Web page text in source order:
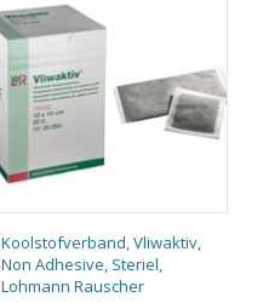
Koolstofverband, Vliwaktiv,
Non Adhesive, Steriel,
Lohmann Rauscher